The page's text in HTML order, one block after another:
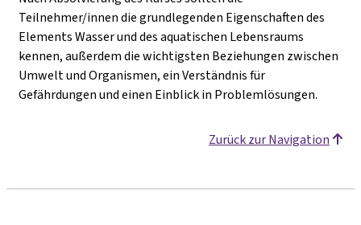
Teilnehmer/innen die grundlegenden Eigen­schaftendes
Elements Wasser und des aquatischen Lebensraums
kennen, außerdem die wichtigsten Beziehungen zwischen
Umwelt und Organismen, ein Verständnis für
Gefährdungen und einen Einblick in Problemlösungen.
Zurück zur Navigation